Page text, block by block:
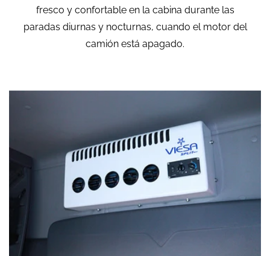
fresco y confortable en la cabina durante las
paradas diurnas y nocturnas, cuando el motor del
camión está apagado.